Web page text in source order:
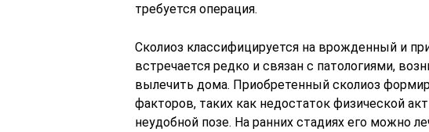
требуется операция.
Сколиоз классифицируется на врожденный и
встречается редко и связан с патологиями,
вылечить дома. Приобретенный сколиоз
факторов, таких как недостаток физической
неудобной позе. На ранних стадиях его можно